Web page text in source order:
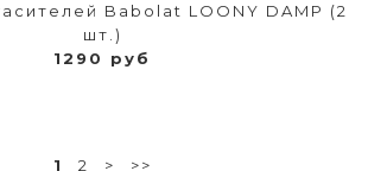
Babolat LOONY DAMP (2
шт.)
1290 руб
1 2 > >>